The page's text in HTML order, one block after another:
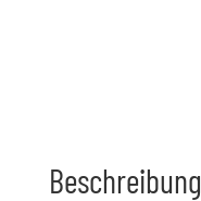
Beschreibung